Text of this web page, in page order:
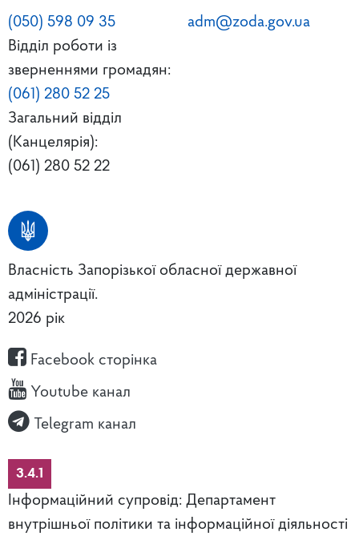
(050) 598 09 35
Відділ роботи із
зверненнями громадян:
(061) 280 52 25
Загальний відділ
(Канцелярія):
(061) 280 52 22
adm@zoda.gov.ua
Власність Запорізької обласної державної
адміністрації.
2026 рік
Facebook сторінка
Youtube канал
Telegram канал
3.4.1
Інформаційний супровід: Департамент
внутрішньої політики та інформаційної діяльності